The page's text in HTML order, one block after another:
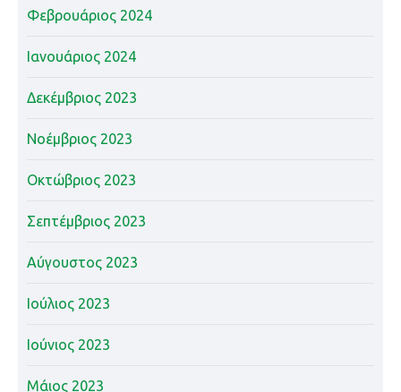
Φεβρουάριος 2024
Ιανουάριος 2024
Δεκέμβριος 2023
Νοέμβριος 2023
Οκτώβριος 2023
Σεπτέμβριος 2023
Αύγουστος 2023
Ιούλιος 2023
Ιούνιος 2023
Μάιος 2023